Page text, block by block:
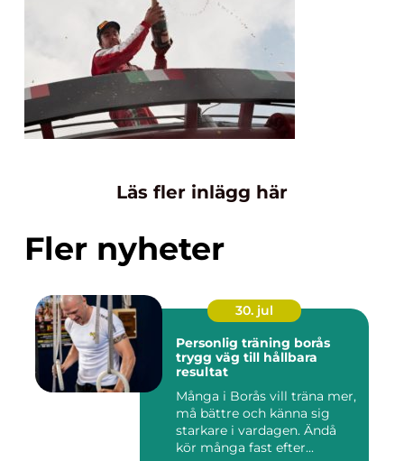
Läs fler inlägg här
Fler nyheter
30. jul
Personlig träning borås
trygg väg till hållbara
resultat
Många i Borås vill träna mer,
må bättre och känna sig
starkare i vardagen. Ändå
kör många fast efter...